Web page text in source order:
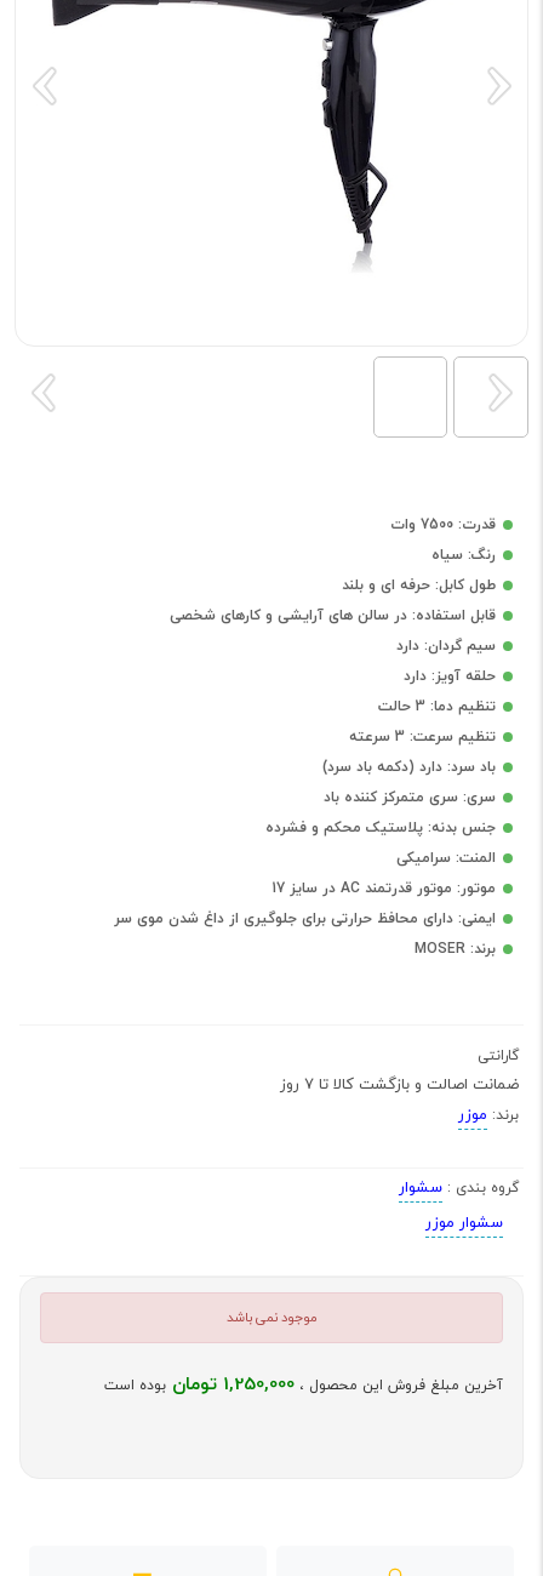
قدرت: 7500 وات
رنگ: سیاه
طول کابل: حرفه ای و بلند
قابل استفاده: در سالن های آرایشی و کارهای شخصی
سیم گردان: دارد
حلقه آویز: دارد
تنظیم دما: 3 حالت
تنظیم سرعت: 3 سرعته
باد سرد: دارد (دکمه باد سرد)
سری: سری متمرکز کننده باد
جنس بدنه: پلاستیک محکم و فشرده
المنت: سرامیکی
موتور: موتور قدرتمند AC در سایز 17
ایمنی: دارای محافظ حرارتی برای جلوگیری از داغ شدن موی سر
برند: MOSER
گارانتی
ضمانت اصالت و بازگشت کالا تا 7 روز
برند: موزر
گروه بندی : سشوار
سشوار موزر
موجود نمی باشد
آخرین مبلغ فروش این محصول ، 1,250,000 تومان بوده است